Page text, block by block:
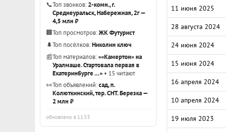
📞Топ звонков: 2-комн., г.
Среднеуральск, Набережная, 2г —
4,5 млн ₽
🏢Топ просмотров:ЖК Футурист
🌲Топ посёлков:Николин ключ
📰Топ материалов:««Камертон» на
Уралмаше. Стартовала первая в
Екатеринбурге …» • 15 читают
👀Топ объявлений:сад, п.
Колюткинский, тер. СНТ. Березка —
2 млн ₽
обновлено в 11:53
11 июня 2025
28 августа 2024
24 июня 2024
15 июня 2024
16 апреля 2024
10 апреля 2024
19 июля 2023